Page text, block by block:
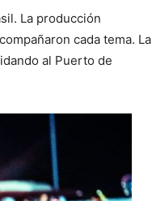
La producción
cada tema. La
al Puerto de